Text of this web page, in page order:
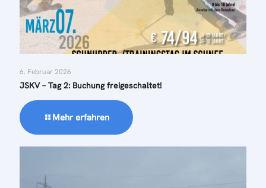
6. Februar 2026
JSKV – Tag 2: Buchung freigeschaltet!
Mehr erfahren